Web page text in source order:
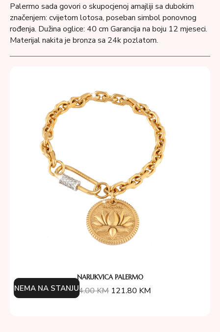
Palermo sada govori o skupocjenoj amajliji sa dubokim
značenjem: cvijetom lotosa, poseban simbol ponovnog
rođenja. Dužina oglice: 40 cm Garancija na boju 12 mjeseci.
Materijal nakita je bronza sa 24k pozlatom.
NARUKVICA PALERMO
174.00KM 121.80 KM
NEMA NA STANJU